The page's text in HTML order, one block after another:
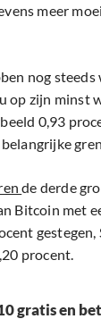
meer
nog
op zijn minst
0,93
de derde
Bitcoin met
procent.
gratis en